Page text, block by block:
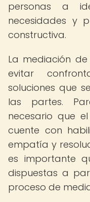
personas a
necesidades y
constructiva.
La mediación
evitar
soluciones que
las partes.
necesario que
cuente con
empatía y
es importante
dispuestas a
proceso de